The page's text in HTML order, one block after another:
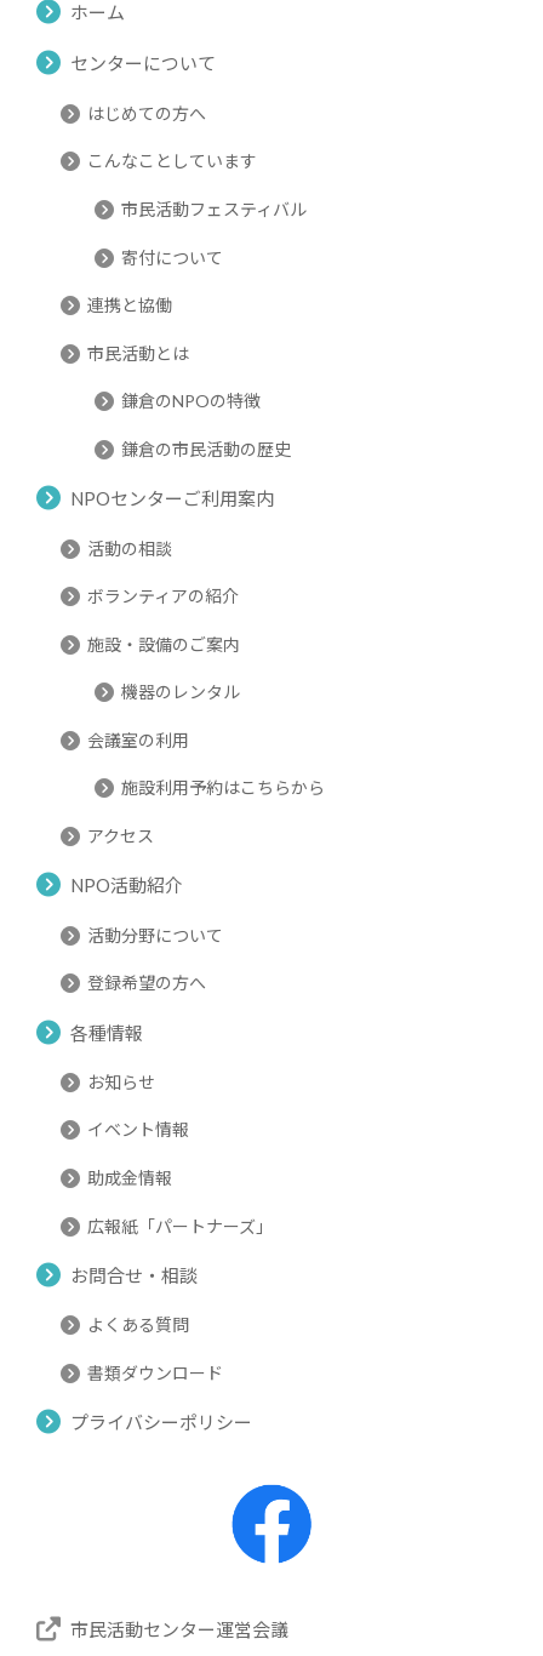
ホーム
センターについて
はじめての方へ
こんなことしています
市民活動フェスティバル
寄付について
連携と協働
市民活動とは
鎌倉のNPOの特徴
鎌倉の市民活動の歴史
NPOセンターご利用案内
活動の相談
ボランティアの紹介
施設・設備のご案内
機器のレンタル
会議室の利用
施設利用予約はこちらから
アクセス
NPO活動紹介
活動分野について
登録希望の方へ
各種情報
お知らせ
イベント情報
助成金情報
広報紙「パートナーズ」
お問合せ・相談
よくある質問
書類ダウンロード
プライバシーポリシー
市民活動センター運営会議